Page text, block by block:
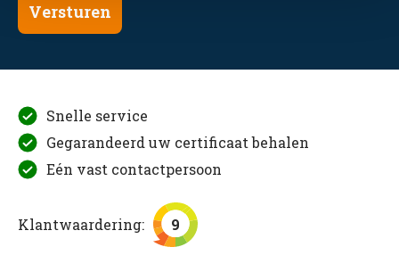
Versturen
Snelle service
Gegarandeerd uw certificaat behalen
Eén vast contactpersoon
Klantwaardering: 9